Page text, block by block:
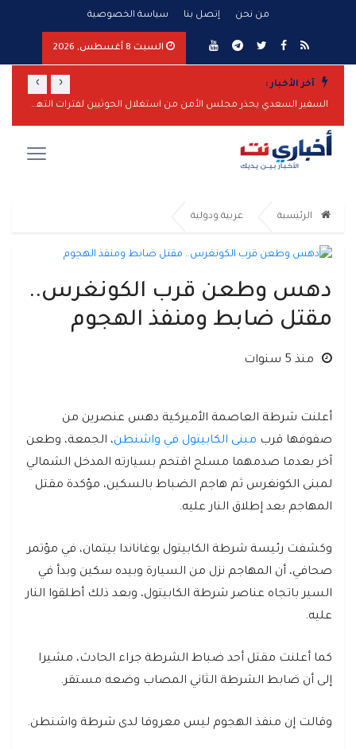
من نحن إتصل بنا سياسة الخصوصية
السبت 8 أغسطس, 2026
آخر الأخبار :
السفير السعدي يحذر مجلس الأمن من استغلال الحوثيين لفترات التهدئة لتعزيز قدراتهم
‹
›
الرئيسية عربية ودولية
دهس وطعن قرب الكونغرس..
مقتل ضابط ومنفذ الهجوم
منذ 5 سنوات
أعلنت شرطة العاصمة الأميركية دهس عنصرين من
صفوفها قرب مبنى الكابيتول في واشنطن، الجمعة، وطعن
آخر بعدما صدمهما مسلح اقتحم بسيارته المدخل الشمالي
لمبنى الكونغرس ثم هاجم الضباط بالسكين، مؤكدة مقتل
المهاجم بعد إطلاق النار عليه.
وكشفت رئيسة شرطة الكابيتول يوغاناندا بيتمان، في مؤتمر
صحافي، أن المهاجم نزل من السيارة وبيده سكين وبدأ في
السير باتجاه عناصر شرطة الكابيتول، وبعد ذلك أطلقوا النار
عليه.
كما أعلنت مقتل أحد ضباط الشرطة جراء الحادث، مشيرا
إلى أن ضابط الشرطة الثاني المصاب وضعه مستقر.
وقالت إن منفذ الهجوم ليس معروفا لدى شرطة واشنطن.